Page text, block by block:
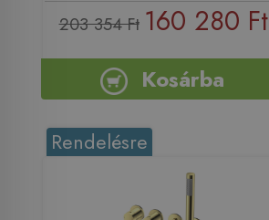
203 354 Ft 160 280 Ft
Kosárba
Rendelésre